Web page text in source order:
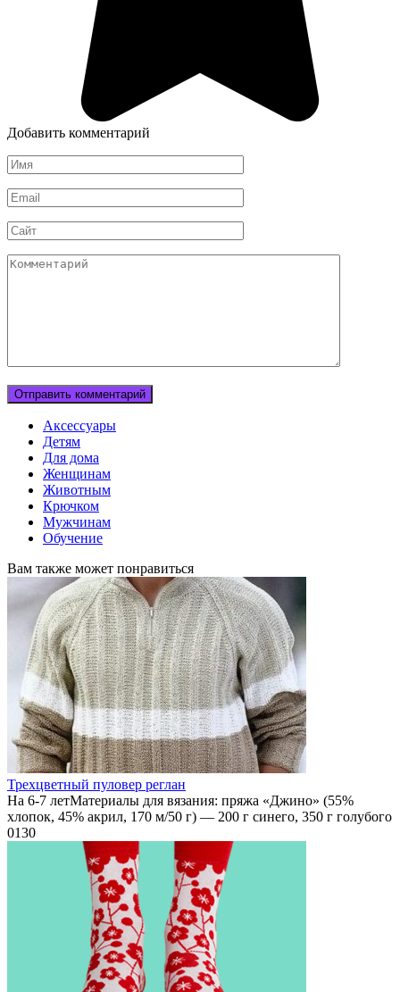
Добавить комментарий
Имя
Email
Сайт
Комментарий
Аксессуары
Детям
Для дома
Женщинам
Животным
Крючком
Мужчинам
Обучение
Вам также может понравиться
Трехцветный пуловер реглан
На 6-7 летМатериалы для вязания: пряжа «Джино» (55%
хлопок, 45% акрил, 170 м/50 г) — 200 г синего, 350 г голубого
0130